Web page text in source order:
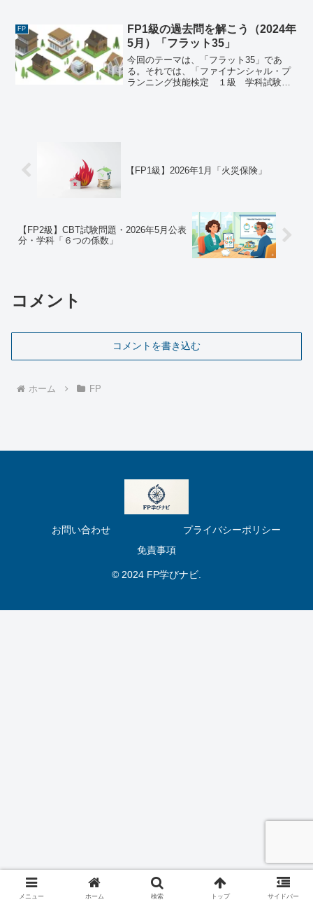
ァイナンシャル・プランニング技能検
定 2級 学科試験（...
FP
FP1級の過去問を解こう（2024年
5月）「フラット35」
今回のテーマは、「フラット35」であ
る。それでは、「ファイナンシャル・プ
ランニング技能検定 １級 学科試験＜
【FP1級】2026年1月「火災保険」
【FP2級】CBT試験問題・2026年5月公表
分・学科「６つの係数」
コメント
コメントを書き込む
ホーム FP
お問い合わせ
プライバシーポリシー
免責事項
© 2024 FP学びナビ.
メニュー ホーム 検索 トップ サイドバー